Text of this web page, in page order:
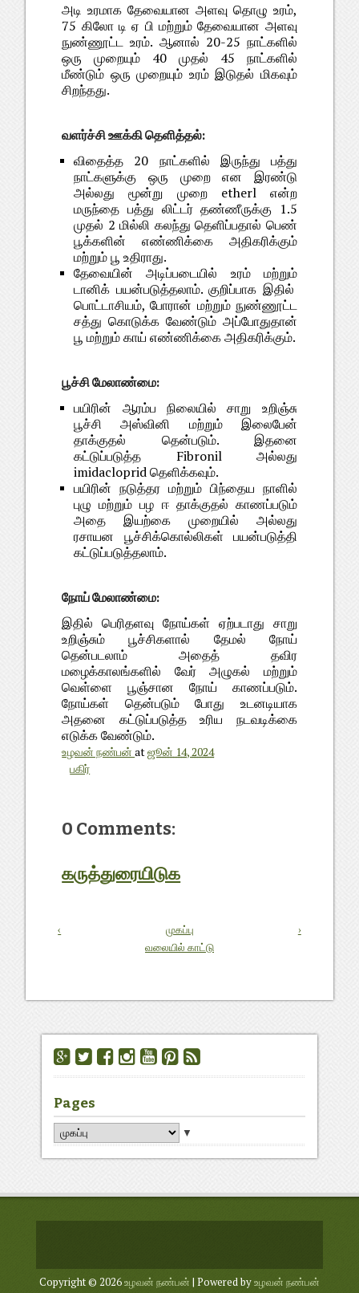
அடி உரமாக தேவையான அளவு தொழு உரம்,
75 கிலோ டி ஏ பி மற்றும் தேவையான அளவு
நுண்ணூட்ட உரம். ஆனால் 20-25 நாட்களில்
ஒரு முறையும் 40 முதல் 45 நாட்களில்
மீண்டும் ஒரு முறையும் உரம் இடுதல் மிகவும்
சிறந்தது.
வளர்ச்சி ஊக்கி தெளித்தல்:
விதைத்த 20 நாட்களில் இருந்து பத்து
நாட்களுக்கு ஒரு முறை என இரண்டு
அல்லது மூன்று முறை etherl என்ற
மருந்தை பத்து லிட்டர் தண்ணீருக்கு 1.5
முதல் 2 மில்லி கலந்து தெளிப்பதால் பெண்
பூக்களின் எண்ணிக்கை அதிகரிக்கும்
மற்றும் பூ உதிராது.
தேவையின் அடிப்படையில் உரம் மற்றும்
டானிக் பயன்படுத்தலாம். குறிப்பாக இதில்
பொட்டாசியம், போரான் மற்றும் நுண்ணூட்ட
சத்து கொடுக்க வேண்டும் அப்போதுதான்
பூ மற்றும் காய் எண்ணிக்கை அதிகரிக்கும்.
பூச்சி மேலாண்மை:
பயிரின் ஆரம்ப நிலையில் சாறு உறிஞ்சு
பூச்சி அஸ்வினி மற்றும் இலைபேன்
தாக்குதல் தென்படும். இதனை
கட்டுப்படுத்த Fibronil அல்லது
imidacloprid தெளிக்கவும்.
பயிரின் நடுத்தர மற்றும் பிந்தைய நாளில்
புழு மற்றும் பழ ஈ தாக்குதல் காணப்படும்
அதை இயற்கை முறையில் அல்லது
ரசாயன பூச்சிக்கொல்லிகள் பயன்படுத்தி
கட்டுப்படுத்தலாம்.
நோய் மேலாண்மை:
இதில் பெரிதளவு நோய்கள் ஏற்படாது சாறு
உறிஞ்சும் பூச்சிகளால் தேமல் நோய்
தென்படலாம் அதைத் தவிர
மழைக்காலங்களில் வேர் அழுகல் மற்றும்
வெள்ளை பூஞ்சான நோய் காணப்படும்.
நோய்கள் தென்படும் போது உடனடியாக
அதனை கட்டுப்படுத்த உரிய நடவடிக்கை
எடுக்க வேண்டும்.
உழவன் நண்பன்atஜூன் 14, 2024
பகிர்
0 Comments:
கருத்துரையிடுக
‹ ›
முகப்பு
வலையில் காட்டு
Pages
▼
Copyright © 2026உழவன் நண்பன் | Powered byஉழவன் நண்பன்